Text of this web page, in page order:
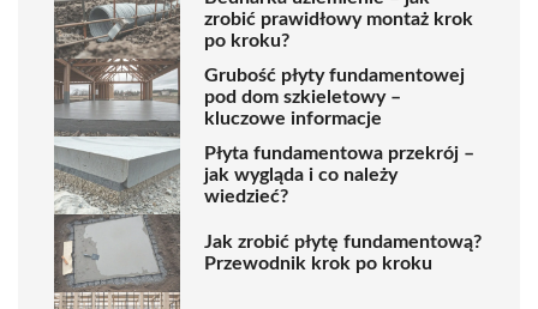
zrobić prawidłowy montaż krok
po kroku?
Grubość płyty fundamentowej
pod dom szkieletowy –
kluczowe informacje
Płyta fundamentowa przekrój –
jak wygląda i co należy
wiedzieć?
Jak zrobić płytę fundamentową?
Przewodnik krok po kroku